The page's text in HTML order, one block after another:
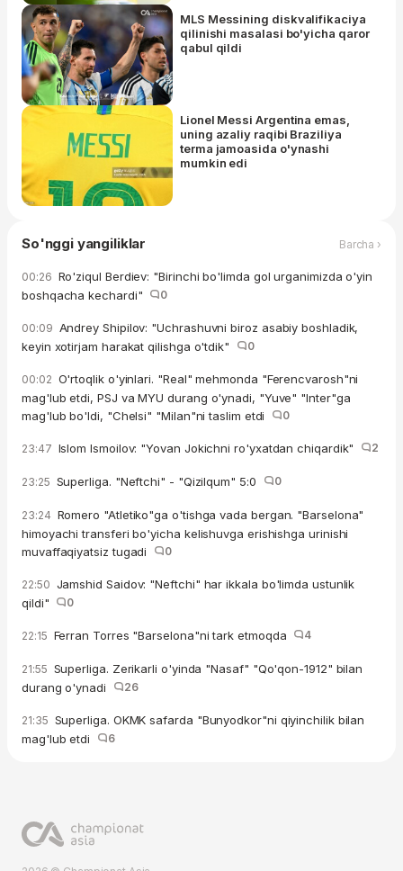
MLS Messining diskvalifikaciya
qilinishi masalasi bo'yicha qaror
qabul qildi
Lionel Messi Argentina emas,
uning azaliy raqibi Braziliya
terma jamoasida o'ynashi
mumkin edi
So'nggi yangiliklar Barcha ›
00:26 Ro'ziqul Berdiev: "Birinchi bo'limda gol urganimizda o'yin
boshqacha kechardi"
0
00:09 Andrey Shipilov: "Uchrashuvni biroz asabiy boshladik,
keyin xotirjam harakat qilishga o'tdik"
0
00:02 O'rtoqlik o'yinlari. "Real" mehmonda "Ferencvarosh"ni
mag'lub etdi, PSJ va MYU durang o'ynadi, "Yuve" "Inter"ga
mag'lub bo'ldi, "Chelsi" "Milan"ni taslim etdi
0
23:47 Islom Ismoilov: "Yovan Jokichni ro'yxatdan chiqardik" 2
23:25 Superliga. "Neftchi" - "Qizilqum" 5:0 0
23:24 Romero "Atletiko"ga o'tishga vada bergan. "Barselona"
himoyachi transferi bo'yicha kelishuvga erishishga urinishi
muvaffaqiyatsiz tugadi
0
22:50 Jamshid Saidov: "Neftchi" har ikkala bo'limda ustunlik
qildi"
0
22:15 Ferran Torres "Barselona"ni tark etmoqda 4
21:55 Superliga. Zerikarli o'yinda "Nasaf" "Qo'qon-1912" bilan
durang o'ynadi
26
21:35 Superliga. OKMK safarda "Bunyodkor"ni qiyinchilik bilan
mag'lub etdi
6